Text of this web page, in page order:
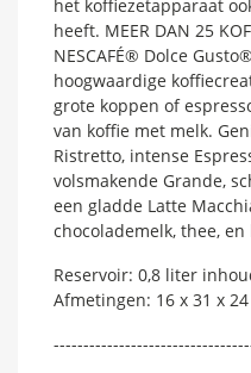
het koffiezetapparaat
heeft. MEER DAN 25
NESCAFÉ® Dolce
hoogwaardige
grote koppen of
van koffie met melk.
Ristretto, intense
volsmakende Grande,
een gladde Latte
chocolademelk, thee,
Reservoir: 0,8 liter
Afmetingen: 16 x 31 x